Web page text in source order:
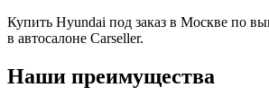
Купить Hyundai под заказ в Москве по
в автосалоне Carseller.
Наши преимущества